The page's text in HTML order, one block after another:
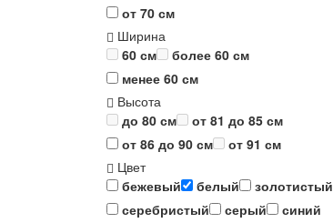
от 70 см
Ширина
60 см
более 60 см
менее 60 см
Высота
до 80 см
от 81 до 85 см
от 86 до 90 см
от 91 см
Цвет
бежевый
белый
золотистый
серебристый
серый
синий